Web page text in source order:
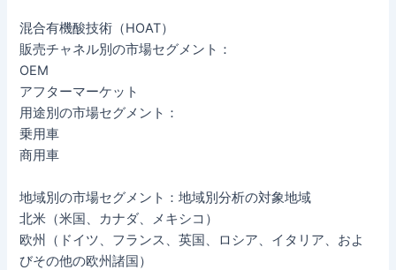
混合有機酸技術（HOAT）
販売チャネル別の市場セグメント：
OEM
アフターマーケット
用途別の市場セグメント：
乗用車
商用車
地域別の市場セグメント：地域別分析の対象地域
北米（米国、カナダ、メキシコ）
欧州（ドイツ、フランス、英国、ロシア、イタリア、およ
びその他の欧州諸国）